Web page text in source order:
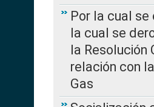
Por la cual
la cual se
la Resolución
relación con
Gas